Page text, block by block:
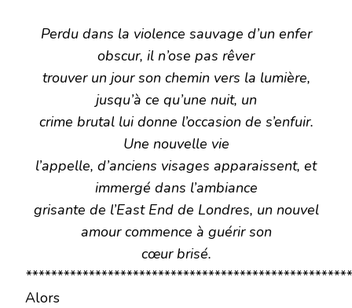
Perdu dans la violence sauvage d’un enfer
obscur, il n’ose pas rêver
trouver un jour son chemin vers la lumière,
jusqu’à ce qu’une nuit, un
crime brutal lui donne l’occasion de s’enfuir.
Une nouvelle vie
l’appelle, d’anciens visages apparaissent, et
immergé dans l’ambiance
grisante de l’East End de Londres, un nouvel
amour commence à guérir son
cœur brisé.
****************************************************
Alors